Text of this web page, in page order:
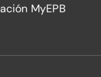
MyEPB